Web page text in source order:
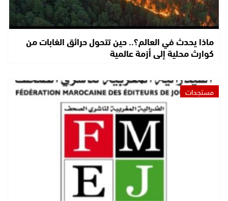
ماذا يحدث في العالم؟.. حين تتحول حرائق الغابات من
كوارث محلية إلى أزمة عالمية
مستجدات